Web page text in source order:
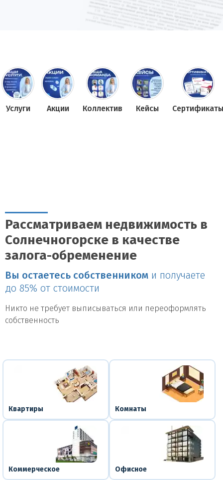
Услуги Акции Коллектив Кейсы Сертификаты
Рассматриваем недвижимость в
Солнечногорске в качестве
залога-обременение
Вы остаетесь собственником и получаете
до 85% от стоимости
Никто не требует выписываться или переоформлять
собственность
Квартиры Комнаты
Коммерческое Офисное